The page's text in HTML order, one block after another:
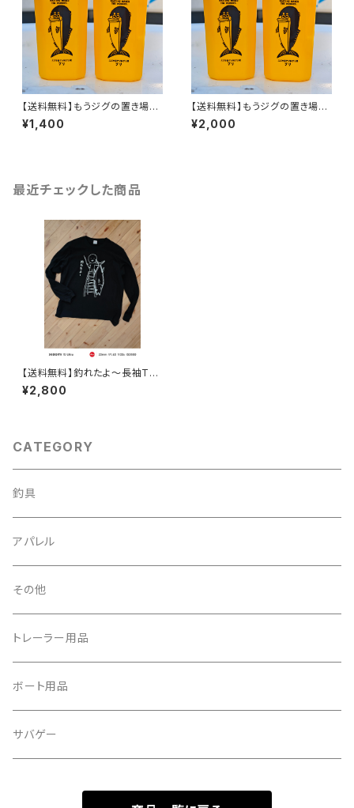
【送料無料】もうジグの置き場に
困らない！ジグピット2個
¥1,400
【送料無料】もうジグの置き場に
困らない！ジグピット3個
¥2,000
最近チェックした商品
【送料無料】釣れたよ～長袖Tシ
ャツ
¥2,800
CATEGORY
釣具
アパレル
その他
トレーラー用品
ボート用品
サバゲー